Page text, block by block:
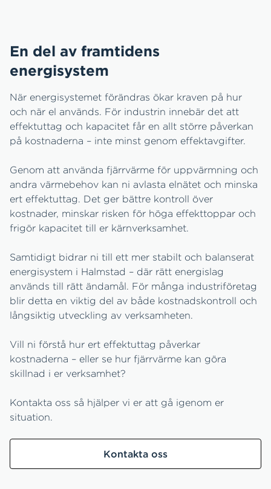
En del av framtidens
energisystem
När energisystemet förändras ökar kraven på hur
och när el används. För industrin innebär det att
effektuttag och kapacitet får en allt större påverkan
på kostnaderna – inte minst genom effektavgifter.
Genom att använda fjärrvärme för uppvärmning och
andra värmebehov kan ni avlasta elnätet och minska
ert effektuttag. Det ger bättre kontroll över
kostnader, minskar risken för höga effekttoppar och
frigör kapacitet till er kärnverksamhet.
Samtidigt bidrar ni till ett mer stabilt och balanserat
energisystem i Halmstad – där rätt energislag
används till rätt ändamål. För många industriföretag
blir detta en viktig del av både kostnadskontroll och
långsiktig utveckling av verksamheten.
Vill ni förstå hur ert effektuttag påverkar
kostnaderna – eller se hur fjärrvärme kan göra
skillnad i er verksamhet?
Kontakta oss så hjälper vi er att gå igenom er
situation.
Kontakta oss